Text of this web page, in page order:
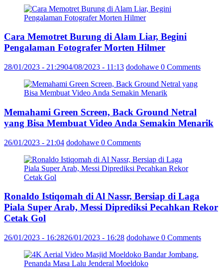
Cara Memotret Burung di Alam Liar, Begini
Pengalaman Fotografer Morten Hilmer
28/01/2023 - 21:2904/08/2023 - 11:13 dodohawe 0 Comments
Memahami Green Screen, Back Ground Netral
yang Bisa Membuat Video Anda Semakin Menarik
26/01/2023 - 21:04 dodohawe 0 Comments
Ronaldo Istiqomah di Al Nassr, Bersiap di Laga
Piala Super Arab, Messi Diprediksi Pecahkan Rekor
Cetak Gol
26/01/2023 - 16:2826/01/2023 - 16:28 dodohawe 0 Comments